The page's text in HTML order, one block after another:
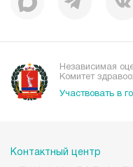
Независимая
Комитет
Участвовать в
Контактный центр